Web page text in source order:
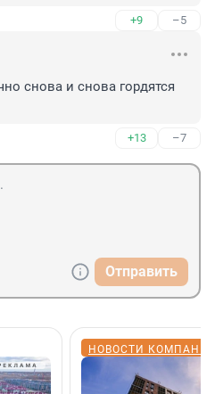
+9 –5
снова и снова гордятся
+13 –7
Отправить
НОВОСТИ